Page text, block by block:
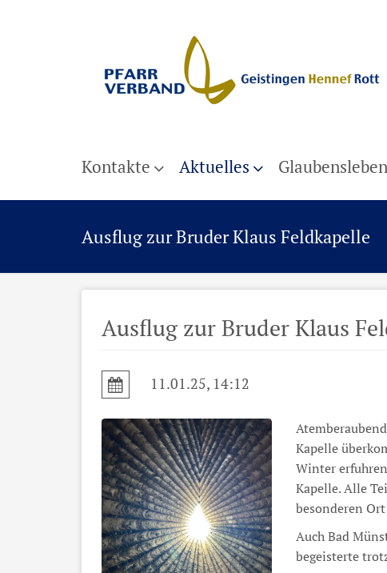
Kontakte Aktuelles Glaubensleben
Ausflug zur Bruder Klaus Feldkapelle
Ausflug zur Bruder Klaus
11.01.25, 14:12
Kapelle
Winter
Kapelle. Alle
besonderen
Auch Bad
begeisterte